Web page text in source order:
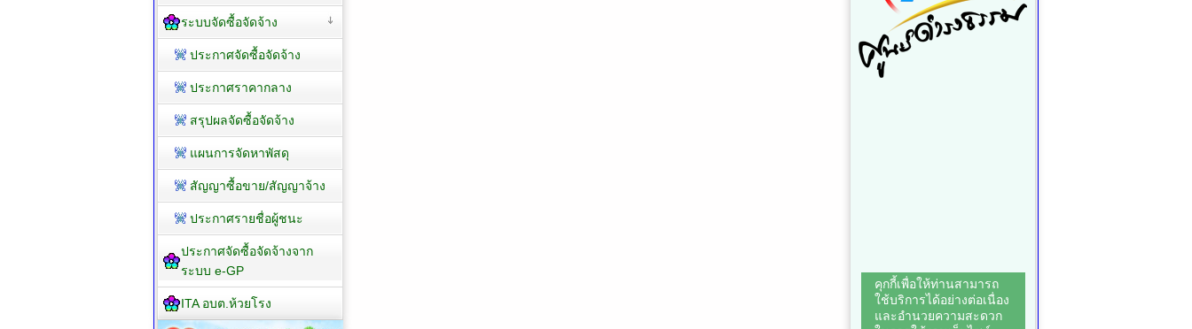
ระบบจัดซื้อจัดจ้าง
ประกาศจัดซื้อจัดจ้าง
ประกาศราคากลาง
สรุปผลจัดซื้อจัดจ้าง
แผนการจัดหาพัสดุ
สัญญาซื้อขาย/สัญญาจ้าง
ประกาศรายชื่อผู้ชนะ
ประกาศจัดซื้อจัดจ้างจาก
ระบบ e-GP
ITA อบต.ห้วยโรง